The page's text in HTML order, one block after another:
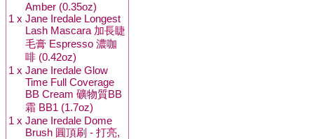
Amber (0.35oz)
1 x Jane Iredale Longest
Lash Mascara 加長睫
毛膏 Espresso 濃咖
啡 (0.42oz)
1 x Jane Iredale Glow
Time Full Coverage
BB Cream 礦物質BB
霜 BB1 (1.7oz)
1 x Jane Iredale Dome
Brush 圓頂刷 - 打亮,